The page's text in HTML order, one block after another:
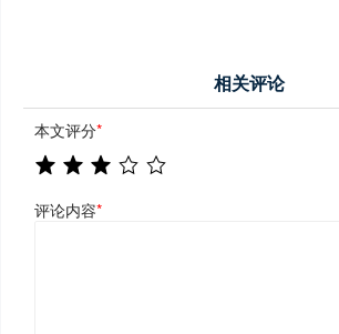
相关评论
本文评分*
评论内容*